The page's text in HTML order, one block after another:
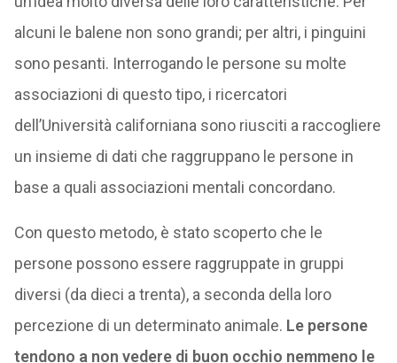
alcuni le balene non sono grandi; per altri, i pinguini
sono pesanti. Interrogando le persone su molte
associazioni di questo tipo, i ricercatori
dell’Università californiana sono riusciti a raccogliere
un insieme di dati che raggruppano le persone in
base a quali associazioni mentali concordano.
Con questo metodo, è stato scoperto che le
persone possono essere raggruppate in gruppi
diversi (da dieci a trenta), a seconda della loro
percezione di un determinato animale. Le persone
tendono a non vedere di buon occhio nemmeno le